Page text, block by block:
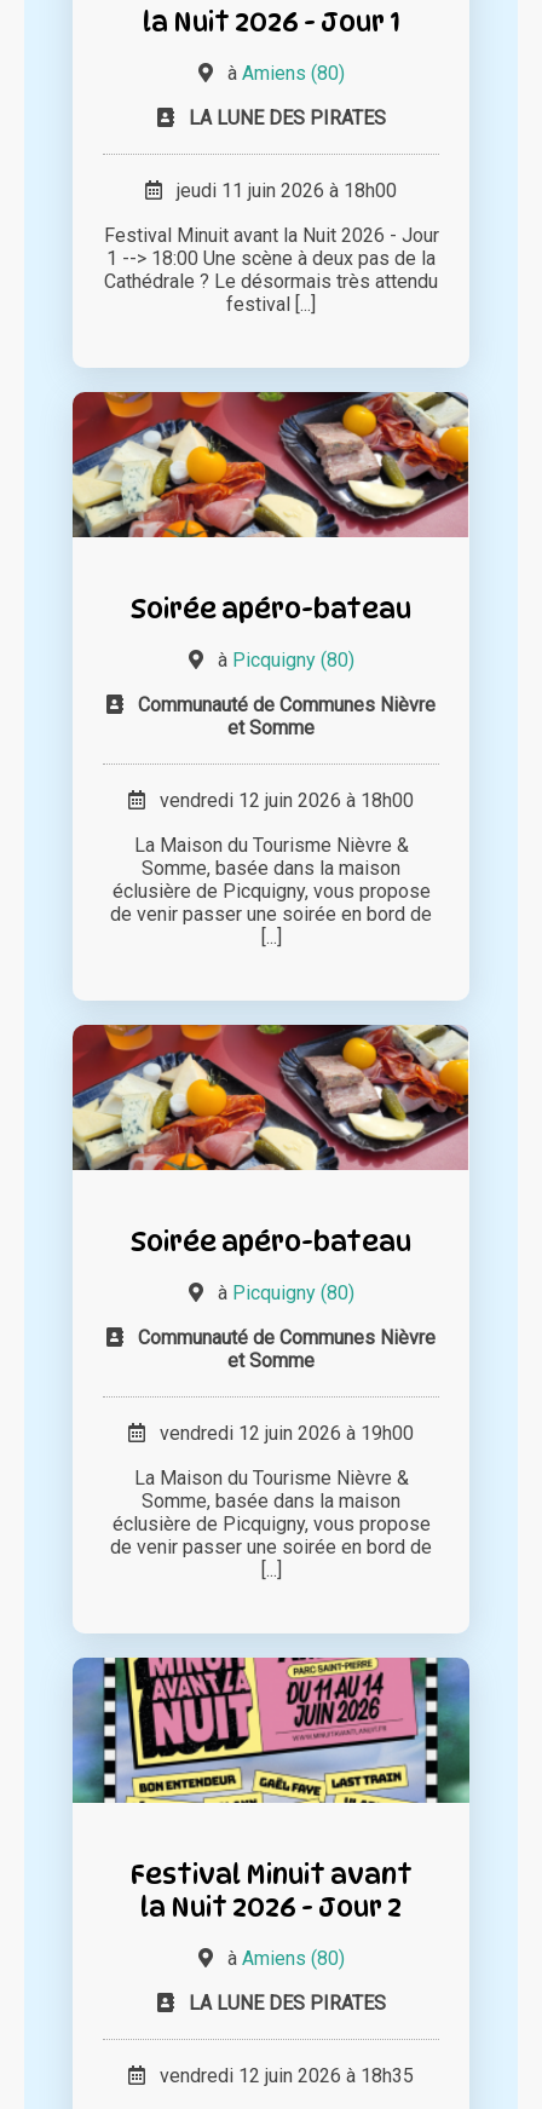
la Nuit 2026 - Jour 1
à Amiens (80)
LA LUNE DES PIRATES
jeudi 11 juin 2026 à 18h00
Festival Minuit avant la Nuit 2026 - Jour
1 --> 18:00 Une scène à deux pas de la
Cathédrale ? Le désormais très attendu
festival [...]
Soirée apéro-bateau
à Picquigny (80)
Communauté de Communes Nièvre
et Somme
vendredi 12 juin 2026 à 18h00
La Maison du Tourisme Nièvre &
Somme, basée dans la maison
éclusière de Picquigny, vous propose
de venir passer une soirée en bord de
[...]
Soirée apéro-bateau
à Picquigny (80)
Communauté de Communes Nièvre
et Somme
vendredi 12 juin 2026 à 19h00
La Maison du Tourisme Nièvre &
Somme, basée dans la maison
éclusière de Picquigny, vous propose
de venir passer une soirée en bord de
[...]
Festival Minuit avant
la Nuit 2026 - Jour 2
à Amiens (80)
LA LUNE DES PIRATES
vendredi 12 juin 2026 à 18h35